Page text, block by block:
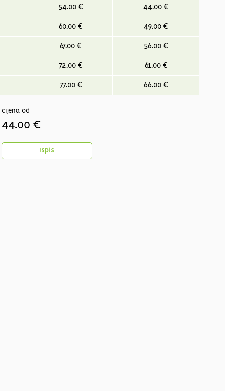
54.00 € 44.00 €
60.00 € 49.00 €
67.00 € 56.00 €
72.00 € 61.00 €
77.00 € 66.00 €
cijena od
44.00 €
Ispis